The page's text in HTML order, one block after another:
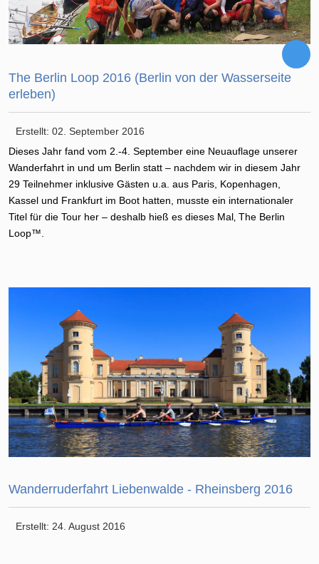
The Berlin Loop 2016 (Berlin von der Wasserseite
erleben)
Erstellt: 02. September 2016
Dieses Jahr fand vom 2.-4. September eine Neuauflage unserer
Wanderfahrt in und um Berlin statt – nachdem wir in diesem Jahr
29 Teilnehmer inklusive Gästen u.a. aus Paris, Kopenhagen,
Kassel und Frankfurt im Boot hatten, musste ein internationaler
Titel für die Tour her – deshalb hieß es dieses Mal‚ The Berlin
Loop™.
Wanderruderfahrt Liebenwalde - Rheinsberg 2016
Erstellt: 24. August 2016